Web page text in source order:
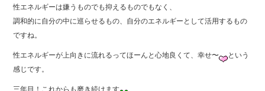
性エネルギーは嫌うものでも抑えるものでもなく、
調和的に自分の中に巡らせるもの、自分のエネルギーとして活用するもの
ですね。
性エネルギーが上向きに流れるってほーんと心地良くて、幸せ〜
という
感じです。
三年目！これからも磨き続けます